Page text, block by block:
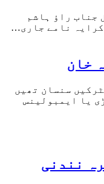
جناب راؤ ہاشم
نامے جاری…
خان
سنسان تھیں
یا ایمبولینس
نندنی